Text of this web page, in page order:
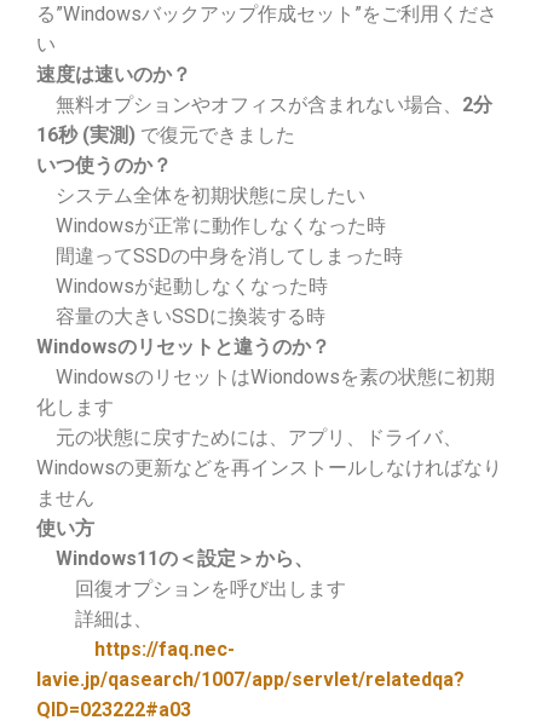
る”Windowsバックアップ作成セット”をご利用くださ
い
速度は速いのか？
無料オプションやオフィスが含まれない場合、 2分
16秒 (実測) で復元できました
いつ使うのか？
システム全体を初期状態に戻したい
Windowsが正常に動作しなくなった時
間違ってSSDの中身を消してしまった時
Windowsが起動しなくなった時
容量の大きいSSDに換装する時
Windowsのリセットと違うのか？
WindowsのリセットはWiondowsを素の状態に初期
化します
元の状態に戻すためには、アプリ、ドライバ、
Windowsの更新などを再インストールしなければなり
ません
使い方
Windows11の＜設定＞から、
回復オプションを呼び出します
詳細は、
https://faq.nec-
lavie.jp/qasearch/1007/app/servlet/relatedqa?
QID=023222#a03